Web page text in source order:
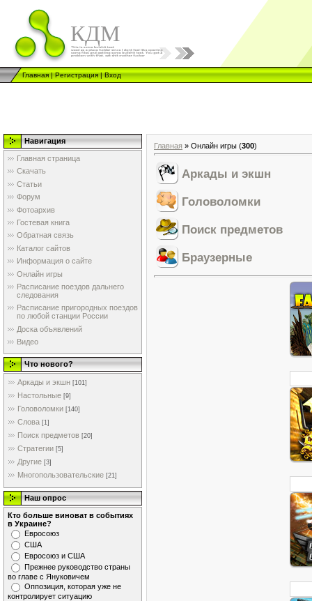
КДМ
Главная|Регистрация|Вход
Навигация
Главная страница
Скачать
Статьи
Форум
Фотоархив
Гостевая книга
Обратная связь
Каталог сайтов
Информация о сайте
Онлайн игры
Расписание поездов дальнего
следования
Расписание пригородных поездов
по любой станции России
Доска объявлений
Видео
Что нового?
Аркады и экшн [101]
Настольные [9]
Головоломки [140]
Слова [1]
Поиск предметов [20]
Стратегии [5]
Другие [3]
Многопользовательские [21]
Наш опрос
Кто больше виноват в событиях
в Украине?
Евросоюз
США
Евросоюз и США
Прежнее руководство страны
во главе с Януковичем
Оппозиция, которая уже не
контролирует ситуацию
Главная » Онлайн игры (300)
Аркады и экшн
Головоломки
Поиск предметов
Браузерные